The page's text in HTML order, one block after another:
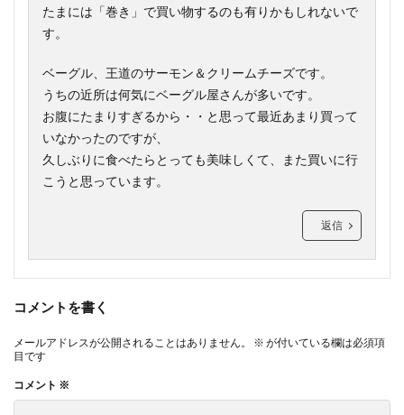
たまには「巻き」で買い物するのも有りかもしれないで
す。
ベーグル、王道のサーモン＆クリームチーズです。
うちの近所は何気にベーグル屋さんが多いです。
お腹にたまりすぎるから・・と思って最近あまり買って
いなかったのですが、
久しぶりに食べたらとっても美味しくて、また買いに行
こうと思っています。
返信
コメントを書く
メールアドレスが公開されることはありません。 ※ が付いている欄は必須項
目です
コメント ※